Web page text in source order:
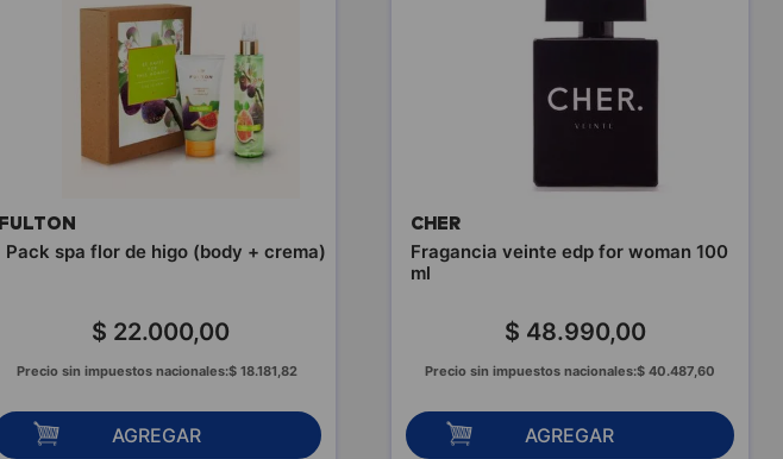
FULTON
Pack spa flor de higo (body + crema)
$ 22.000,00
Precio sin impuestos nacionales:$ 18.181,82
AGREGAR
CHER
Fragancia veinte edp for woman 100
ml
$ 48.990,00
Precio sin impuestos nacionales:$ 40.487,60
AGREGAR